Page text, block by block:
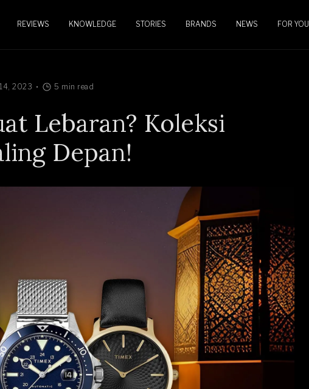
REVIEWS KNOWLEDGE STORIES BRANDS NEWS FOR YOU
2023 5 min read
Lebaran? Koleksi
Depan!